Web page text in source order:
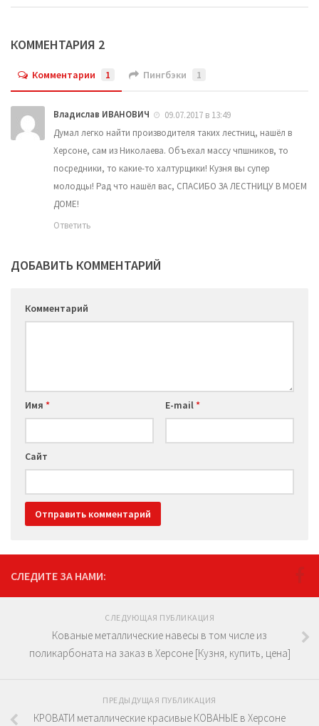
КОММЕНТАРИЯ 2
Комментарии 1 Пингбэки 1
Владислав ИВАНОВИЧ
09.07.2017 в 13:49
Думал легко найти производителя таких лестниц, нашёл в
Херсоне, сам из Николаева. Объехал массу чпшников, то
посредники, то какие-то халтурщики! Кузня вы супер
молодцы! Рад что нашёл вас, СПАСИБО ЗА ЛЕСТНИЦУ В МОЕМ
ДОМЕ!
Ответить
ДОБАВИТЬ КОММЕНТАРИЙ
Комментарий
Имя * E-mail*
Сайт
СЛЕДИТЕ ЗА НАМИ:
СЛЕДУЮЩАЯ ПУБЛИКАЦИЯ
Кованые металлические навесы в том числе из
поликарбоната на заказ в Херсоне [Кузня, купить, цена]
ПРЕДЫДУЩАЯ ПУБЛИКАЦИЯ
КРОВАТИ металлические красивые КОВАНЫЕ в Херсоне